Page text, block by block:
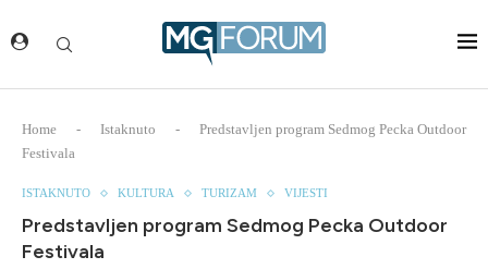
Home - Istaknuto -
Predstavljen program Sedmog Pecka Outdoor
Festivala
ISTAKNUTO KULTURA TURIZAM VIJESTI
Predstavljen program Sedmog Pecka Outdoor
Festivala